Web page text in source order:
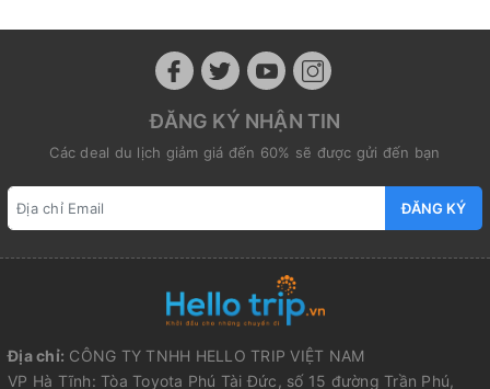
ĐĂNG KÝ NHẬN TIN
Các deal du lịch giảm giá đến 60% sẽ được gửi đến bạn
ĐĂNG KÝ
Địa chỉ: CÔNG TY TNHH HELLO TRIP VIỆT NAM
VP Hà Tĩnh: Tòa Toyota Phú Tài Đức, số 15 đường Trần Phú,